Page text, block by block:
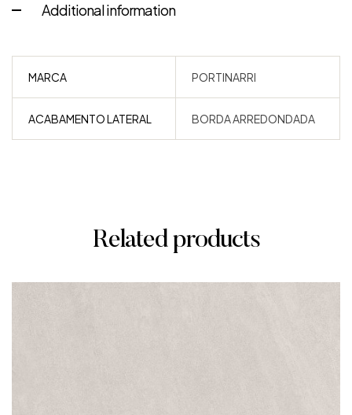
Additional information
MARCA PORTINARRI
ACABAMENTO LATERAL BORDA ARREDONDADA
Related products